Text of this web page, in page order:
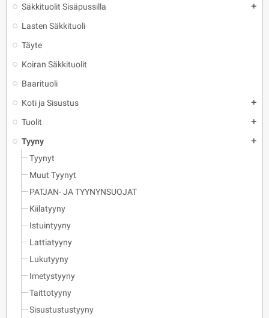
Säkkituolit Sisäpussilla
add
Lasten Säkkituoli
Täyte
Koiran Säkkituolit
Baarituoli
Koti ja Sisustus
add
Tuolit add
Tyyny add
Tyynyt
Muut Tyynyt
PATJAN- JA TYYNYNSUOJAT
Kiilatyyny
Istuintyyny
Lattiatyyny
Lukutyyny
Imetystyyny
Taittotyyny
Sisustustustyyny